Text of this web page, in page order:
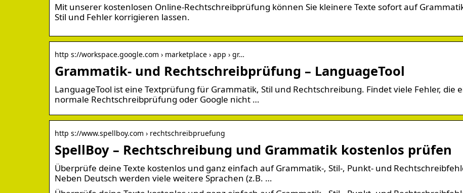
Mit unserer kostenlosen Online-Rechtschreibprüfung können Sie kleinere Texte sofort auf
Stil und Fehler korrigieren lassen.
http s://workspace.google.com › marketplace › app › gr…
Grammatik- und Rechtschreibprüfung – LanguageTool
LanguageTool ist eine Textprüfung für Grammatik, Stil und Rechtschreibung. Findet viele Fehler, die
normale Rechtschreibprüfung oder Google nicht …
http s://www.spellboy.com › rechtschreibpruefung
SpellBoy – Rechtschreibung und Grammatik kostenlos prüfen
Überprüfe deine Texte kostenlos und ganz einfach auf Grammatik-, Stil-, Punkt- und
Neben Deutsch werden viele weitere Sprachen (z.B. …